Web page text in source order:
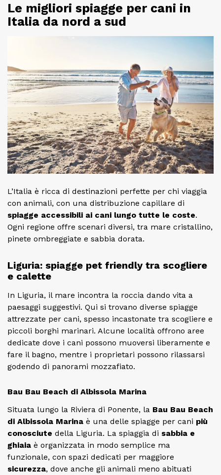
Le migliori spiagge per cani in
Italia da nord a sud
L’Italia è ricca di destinazioni perfette per chi viaggia
con animali, con una distribuzione capillare di
spiagge accessibili ai cani lungo tutte le coste.
Ogni regione offre scenari diversi, tra mare cristallino,
pinete ombreggiate e sabbia dorata.
Liguria: spiagge pet friendly tra scogliere
e calette
In Liguria, il mare incontra la roccia dando vita a
paesaggi suggestivi. Qui si trovano diverse spiagge
attrezzate per cani, spesso incastonate tra scogliere e
piccoli borghi marinari. Alcune località offrono aree
dedicate dove i cani possono muoversi liberamente e
fare il bagno, mentre i proprietari possono rilassarsi
godendo di panorami mozzafiato.
Bau Bau Beach di Albissola Marina
Situata lungo la Riviera di Ponente, la Bau Bau Beach
di Albissola Marina è una delle spiagge per cani più
conosciute della Liguria. La spiaggia di sabbia e
ghiaia è organizzata in modo semplice ma
funzionale, con spazi dedicati per maggiore
sicurezza, dove anche gli animali meno abituati